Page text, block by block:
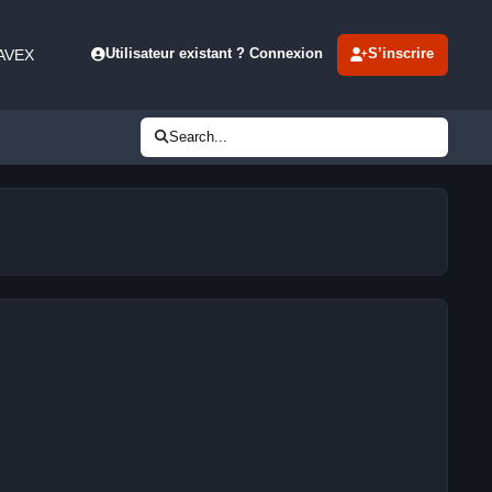
Utilisateur existant ? Connexion S’inscrire
Search...